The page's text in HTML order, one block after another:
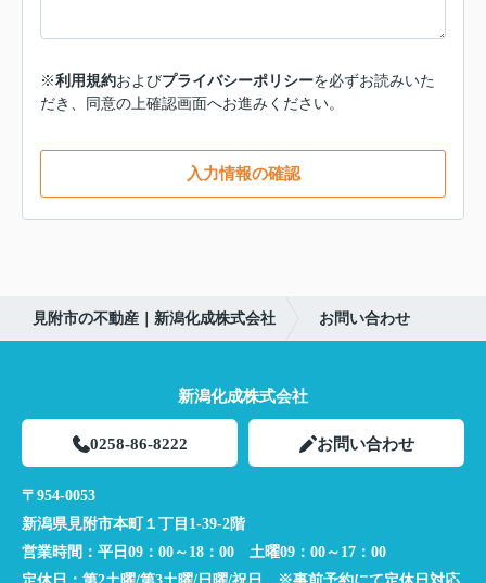
※利用規約およびプライバシーポリシーを必ずお読みいた
だき、同意の上確認画面へお進みください。
入力情報の確認
見附市の不動産｜新潟化成株式会社 お問い合わせ
新潟化成株式会社
0258-86-8222 お問い合わせ
〒954-0053
新潟県見附市本町１丁目1-39-2階
営業時間： 平日09：00～18：00 土曜09：00～17：00